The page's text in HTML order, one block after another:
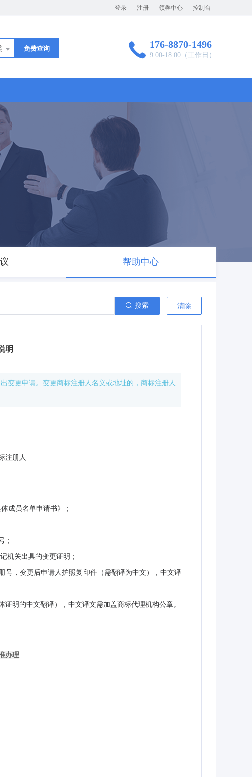
登录 注册 领券中心 控制台
免费查询 176-8870-1496
9:00-18:00（工作日）
帮助中心
搜索 清除
明
变更申请。变更商标注册人名义或地址的，商标注册人
注册人
成员名单申请书》；
；
机关出具的变更证明；
，变更后申请人护照复印件（需翻译为中文），中文译
明的中文翻译），中文译文需加盖商标代理机构公章。
办理